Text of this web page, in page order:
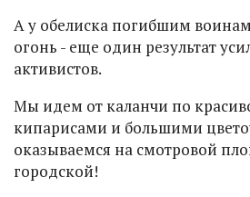
А у обелиска погибшим
огонь - еще один результат
активистов.
Мы идем от каланчи по
кипарисами и большими
оказываемся на смотровой
городской!